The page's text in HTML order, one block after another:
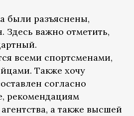
были разъяснены,
Здесь важно отметить,
всеми спортсменами,
Также хочу
согласно
рекомендациям
а также высшей